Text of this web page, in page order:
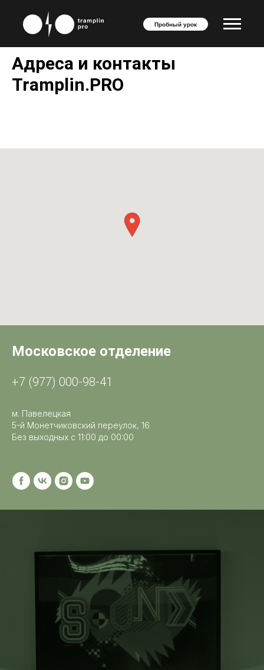
Пробный урок
Адреса и контакты
Tramplin.PRO
Московское отделение
+7 (977) 000-98-41
м. Павелецкая
5-й Монетчиковский переулок, 16
Без выходных с 11:00 до 00:00